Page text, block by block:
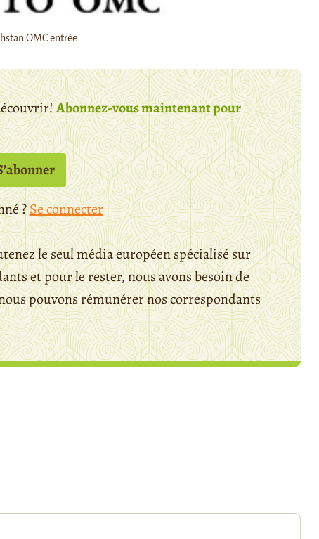
OMC entrée
Abonnez-vous maintenant pour
?Se connecter
le seul média européen spécialisé sur
et pour le rester, nous avons besoin de
pouvons rémunérer nos correspondants